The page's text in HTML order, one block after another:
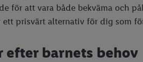
för att vara både bekväma och
prisvärt alternativ för dig som
efter barnets behov